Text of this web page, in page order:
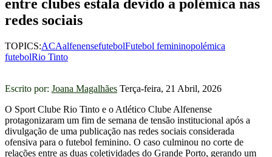
entre clubes estala devido a polémica nas
redes sociais
TOPICS:ACAalfenensefutebolFutebol femininopolémica
futebolRio Tinto
Escrito por: Joana Magalhães Terça-feira, 21 Abril, 2026
O Sport Clube Rio Tinto e o Atlético Clube Alfenense
protagonizaram um fim de semana de tensão institucional após a
divulgação de uma publicação nas redes sociais considerada
ofensiva para o futebol feminino. O caso culminou no corte de
relações entre as duas coletividades do Grande Porto, gerando um